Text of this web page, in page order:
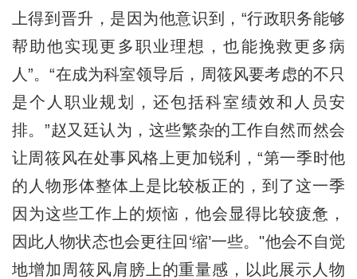
上得到晋升，是因为他意识到，“行政职务能够
帮助他实现更多职业理想，也能挽救更多病
人”。“在成为科室领导后，周筱风要考虑的不只
是个人职业规划，还包括科室绩效和人员安
排。”赵又廷认为，这些繁杂的工作自然而然会
让周筱风在处事风格上更加锐利，“第一季时他
的人物形体整体上是比较板正的，到了这一季
因为这些工作上的烦恼，他会显得比较疲惫，
因此人物状态也会更往回‘缩’一些。"他会不自觉
地增加周筱风肩膀上的重量感，以此展示人物